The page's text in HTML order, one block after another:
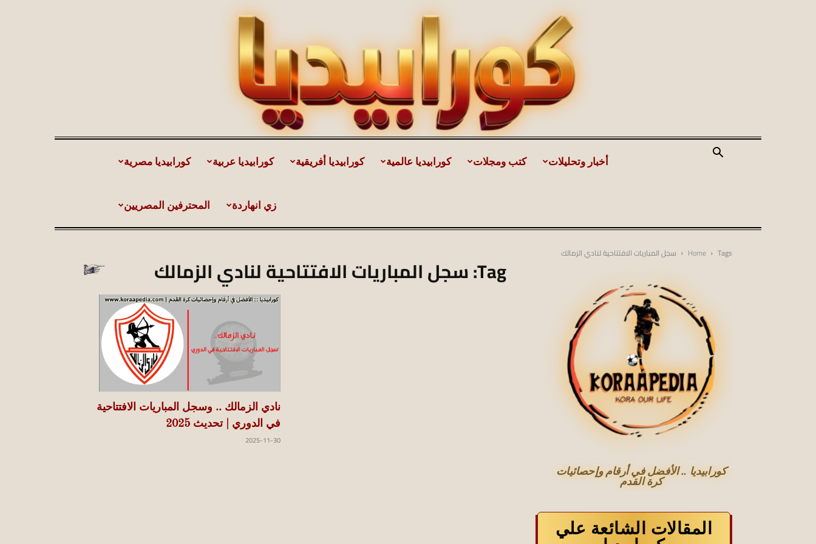
كورابيديا مصرية كورابيديا عربية كورابيديا أفريقية كورابيديا عالمية كتب ومجلات أخبار وتحليلات
المحترفين المصريين زي انهاردة
Home Tags سجل المباريات الافتتاحية لنادي الزمالك
Tag: سجل المباريات الافتتاحية لنادي الزمالك
نادي الزمالك .. وسجل المباريات الافتتاحية
في الدوري | تحديث 2025
2025-11-30
كورابيديا .. الأفضل في أرقام وإحصائيات
كرة القدم
المقالات الشائعة علي